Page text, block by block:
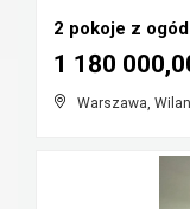
2 pokoje z
Warszawa,
1 180